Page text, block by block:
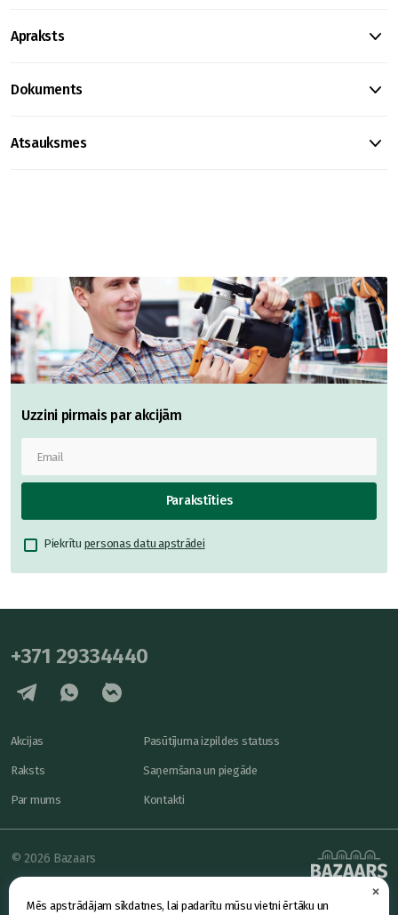
×
Mēs apstrādājam sīkdatnes, lai padarītu mūsu vietni ērtāku un
Apraksts
Dokuments
Atsauksmes
Uzzini pirmais par akcijām
Parakstīties
Piekrītu personas datu apstrādei
+371 29334440
Akcijas
Raksts
Par mums
Pasūtījuma izpildes statuss
Saņemšana un piegāde
Kontakti
powered by
© 2026 Bazaars
Konfidencialitāte